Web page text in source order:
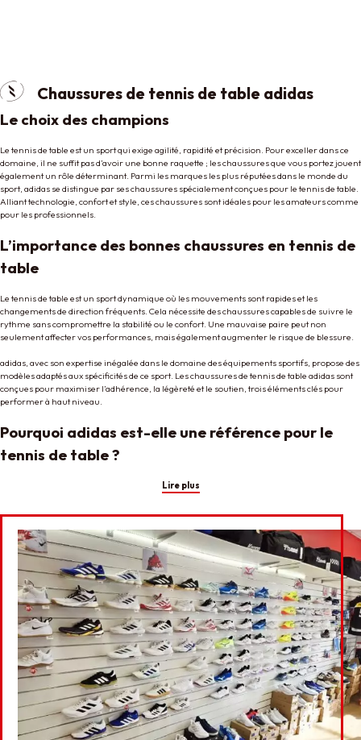
Chaussures de tennis de table adidas
Le choix des champions
Le tennis de table est un sport qui exige agilité, rapidité et précision. Pour exceller dans ce
domaine, il ne suffit pas d’avoir une bonne raquette ; les chaussures que vous portez jouent
également un rôle déterminant. Parmi les marques les plus réputées dans le monde du
sport, adidas se distingue par ses chaussures spécialement conçues pour le tennis de table.
Alliant technologie, confort et style, ces chaussures sont idéales pour les amateurs comme
pour les professionnels.
L’importance des bonnes chaussures en tennis de
table
Le tennis de table est un sport dynamique où les mouvements sont rapides et les
changements de direction fréquents. Cela nécessite des chaussures capables de suivre le
rythme sans compromettre la stabilité ou le confort. Une mauvaise paire peut non
seulement affecter vos performances, mais également augmenter le risque de blessure.
adidas, avec son expertise inégalée dans le domaine des équipements sportifs, propose des
modèles adaptés aux spécificités de ce sport. Les chaussures de tennis de table adidas sont
conçues pour maximiser l’adhérence, la légèreté et le soutien, trois éléments clés pour
performer à haut niveau.
Pourquoi adidas est-elle une référence pour le
tennis de table ?
Lire plus